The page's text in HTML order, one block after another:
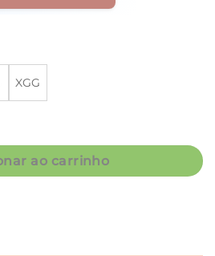
XGG
- Visco Turquesa - Col. Céu Aberto
ao carrinho